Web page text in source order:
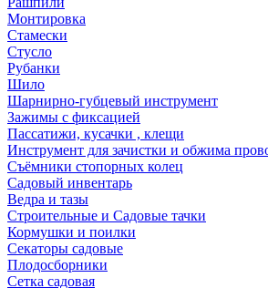
Монтировка
Стамески
Стусло
Рубанки
Шило
Шарнирно-губцевый инструмент
Зажимы с фиксацией
Пассатижи, кусачки , клещи
Инструмент для зачистки и обжима
Съёмники стопорных колец
Садовый инвентарь
Ведра и тазы
Строительные и Садовые тачки
Кормушки и поилки
Секаторы садовые
Плодосборники
Сетка садовая